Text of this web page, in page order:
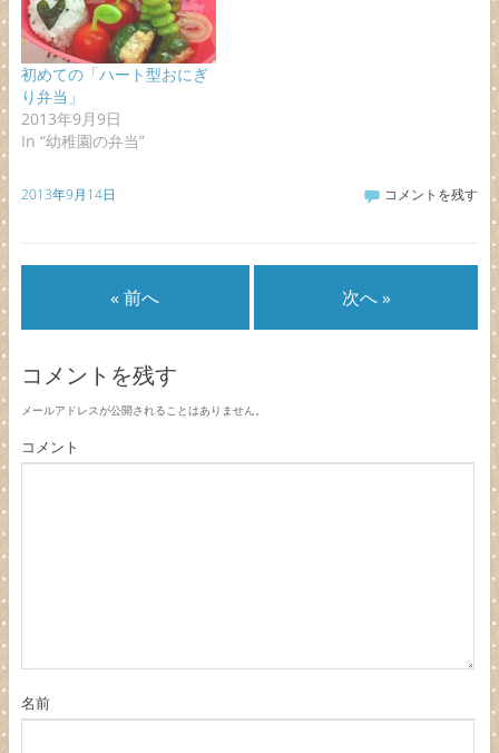
初めての「ハート型おにぎ
り弁当」
2013年9月9日
In “幼稚園の弁当”
2013年9月14日 コメントを残す
« 前へ 次へ »
コメントを残す
メールアドレスが公開されることはありません。
コメント
名前